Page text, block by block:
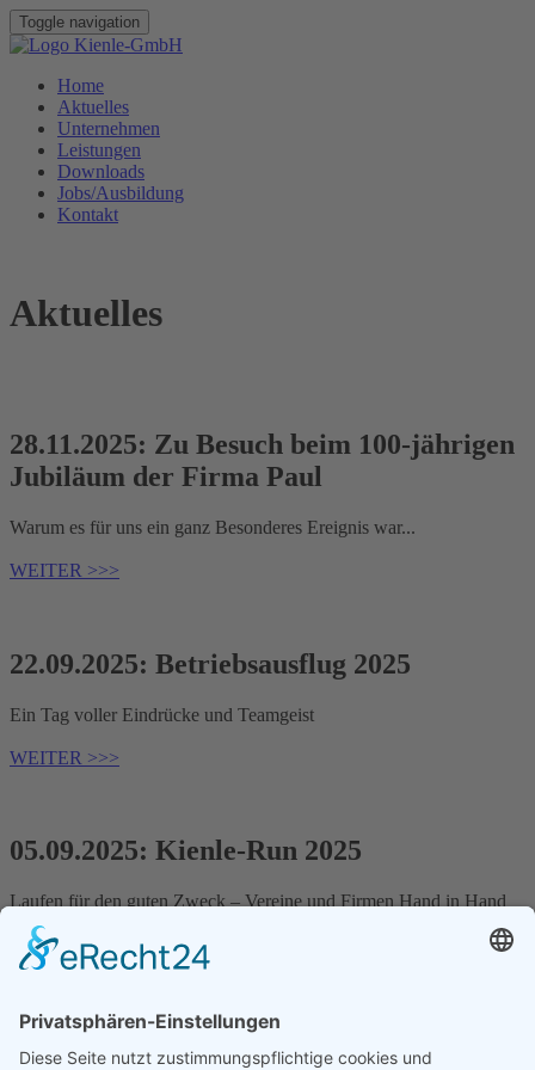
Toggle navigation
Home
Aktuelles
Unternehmen
Leistungen
Downloads
Jobs/Ausbildung
Kontakt
Aktuelles
28.11.2025: Zu Besuch beim 100-jährigen
Jubiläum der Firma Paul
Warum es für uns ein ganz Besonderes Ereignis war...
WEITER >>>
22.09.2025: Betriebsausflug 2025
Ein Tag voller Eindrücke und Teamgeist
WEITER >>>
05.09.2025: Kienle-Run 2025
Laufen für den guten Zweck – Vereine und Firmen Hand in Hand
WEITER >>>
1